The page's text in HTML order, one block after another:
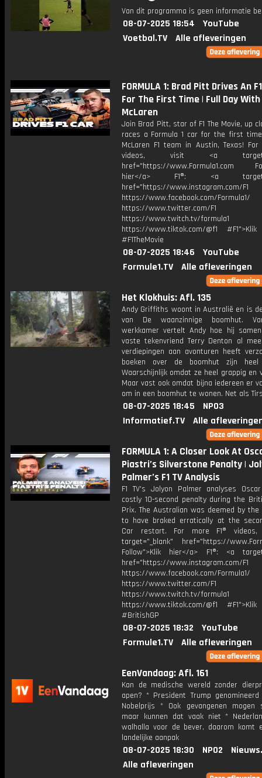
Van dit programma is geen informatie
08-07-2025 18:54
YouTube
Voetbal.TV
Alle afleveringen
FORMULA 1: Brad Pitt Drives An
For The First Time | Full Day With
McLaren
Join Brad Pitt, star of F1 The Movie, up
races a Formula 1 car for the first
McLaren F1 team in Austin, Texas! For
videos, visit <a
href="https://www.Formula1.com
hier</a> F1®: <a
href="https://www.instagram.com/F1
https://www.facebook.com/Formula1/
https://www.twitter.com/F1
https://www.twitch.tv/formula1
https://www.tiktok.com/@f1
#F1TheMovie
08-07-2025 18:46
YouTube
Formule1.TV
Alle afleveringen
Het Klokhuis: Afl. 135
Andy Griffiths woont in Australië en is
van De waanzinnige boomhut.
werkkamer vertelt Andy hoe hij
vaste tekenvriend Terry Denton al
verdiepingen aan avonturen heeft
boeken over de boomhut zijn heel
Waarschijnlijk omdat ze heel grappig en
Maar vast ook omdat bijna iedereen er
om in een boomhut te wonen. Net als
08-07-2025 18:45
NPO3
Informatief.TV
Alle
FORMULA 1: A Closer Look At
Piastri’s Silverstone Penalty |
Palmer’s F1 TV Analysis
F1 TV's Jolyon Palmer analyses
costly 10-second penalty during the
Prix. The Australian was deemed by
to have braked erratically at the
Car restart. For more F1®
target="_blank" href="https://
Follow">Klik hier</a> F1®: <a
href="https://www.instagram.com/F1
https://www.facebook.com/Formula1/
https://www.twitter.com/F1
https://www.twitch.tv/formula1
https://www.tiktok.com/@f1
#BritishGP
08-07-2025 18:32
YouTube
Formule1.TV
Alle afleveringen
EenVandaag: Afl. 161
Kan de medische wereld zonder
apen? * President Trump
Nobelprijs * Ook gevangenen mogen
maar kunnen dat vaak niet *
walhalla voor de bever, daarom komt
landelijke aanpak
08-07-2025 18:30 NPO2
Alle afleveringen